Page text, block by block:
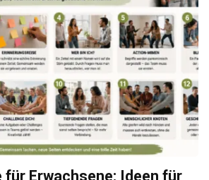
für Erwachsene: Ideen für